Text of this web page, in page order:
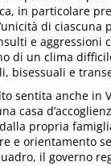
in particolare
di ciascuna
e aggressioni
di un clima
bisessuali e
sentita anche in
casa
propria
e orientamento
il governo